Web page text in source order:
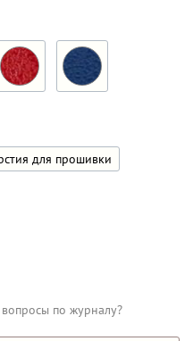
для прошивки
по журналу?